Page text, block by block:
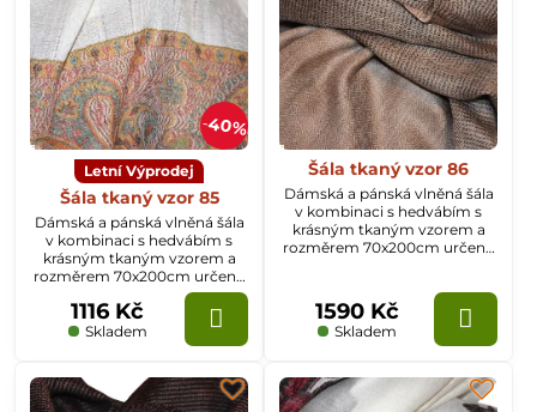
40%
Letní Výprodej
Šála tkaný vzor 85
Dámská a pánská vlněná šála
v kombinaci s hedvábím s
krásným tkaným vzorem a
rozměrem 70x200cm určená
k celoročnímu nošení.
Skladem
1116 Kč
Šála tkaný vzor 86
Dámská a pánská vlněná šála
v kombinaci s hedvábím s
krásným tkaným vzorem a
rozměrem 70x200cm určená
Skladem
1590 Kč